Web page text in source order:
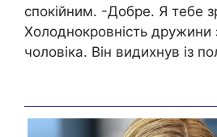
спокійним. -Добре. Я тебе
Холоднокровність дружини
чоловіка. Він видихнув із